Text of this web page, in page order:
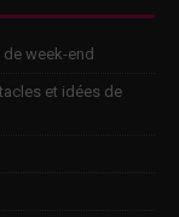
week-end
et idées de